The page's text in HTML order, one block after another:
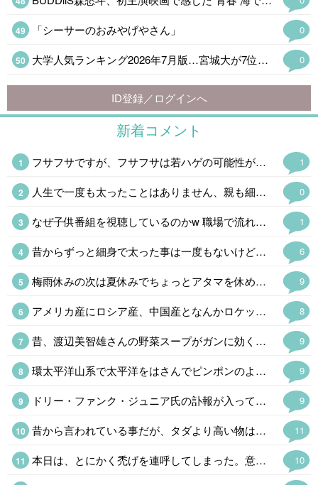
0
「シーサーのおみやげやさん」
0
大学人気ランキング2026年7月版…宮城大が7位へ上昇
ID登録／ログインへ
新着コメント
1
フサフサですが、フサフサは若ハゲの可能性が高いそうで冷や冷やしてますw もしそうなったら、お金で解決しますw
0
人生で一度も太ったことはありません、親も細身なので遺伝でしょうね。 男性の細身は生物として利点とは言えないので、羨ましいと言うのは女性だけです。
1
なぜ子供番組を視聴しているのかw 職場で流れているんでしょうかねw 子供番組は当たり障り無いので、流しっぱなしに出来ますからね、 、という事に。 趣味で視聴してるなら怖いのでw
6
昔からずっと細身で太った事は一度もないけど、バナナ型だから年取ったらブクブク太って落ちなくなる体質 今はいいけど晩年は巨漢かも 笑
9
梅雨休みの次は夏休みでちょっとアタマを休めるかと思ったら「禿、禿」と連呼されたので「呼んだ?呼んだよね」とオフロスキーになった。←そんなん見とるんですか💀
8
アメリカ産にロシア産、中国産となんかロケット花火を打ち込んできた北朝鮮産もあるな。学校ならクラス分けなんだけどなぜか同じクラスで同じ班になってる。
9
昔、渡辺美智雄さんの野菜スープがガンに効くとやってたけど(言い出した無免許医は逮捕)、効能はともかく健康にはよさそうだ。(味は知らんw) ハーバード式はキャベツ、玉ねぎ、ニンジン、カボチャを煮込むという話でカボチャの甘みがあるそうだ。カレー粉を入れたくなるけど。(あ。キャベツがw ) ロカボにもいいというので、やってみるか。
9
環太平洋山系で太平洋をはさんでピンポンのように地震や火山の噴火があるのはいつものことだけど、最近は周期が短すぎる。おそらく東海·東南海·南海三連動と富士山噴火というのが2030年代に予想されるけど、少し早まるかも。 私は予知夢と直感。地震雲ウォッチャーなのでかなり怪しいと思われているけど。
9
ドリー・ファンク・ジュニア氏の訃報が入って喪に服して自粛。荒法師ジン·キニスキーからNWA世界王座を奪った時は時代が変わったと思った。野球でいえば張本さんの世界からイチローの時代になったようなもので。馬場さんの全日本プロレスはファンク一家あってのものでファンには大恩人。あの世界で85歳で天寿を全うしたのは凄い。
11
昔から言われている事だが、タダより高い物はないのだ。入り口は無料、出口は有料。
10
本日は、とにかく禿げを連呼してしまった。意図はしていないのだが(笑)。